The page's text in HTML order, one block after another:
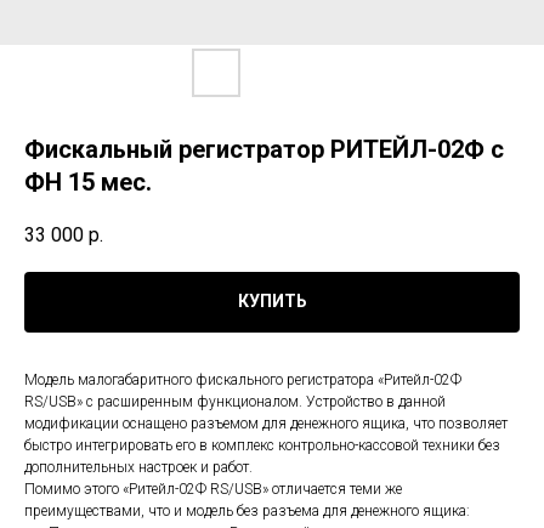
Фискальный регистратор РИТЕЙЛ-02Ф с
ФН 15 мес.
33 000 р.
КУПИТЬ
Модель малогабаритного фискального регистратора «Ритейл-02Ф
RS/USB» с расширенным функционалом. Устройство в данной
модификации оснащено разъемом для денежного ящика, что позволяет
быстро интегрировать его в комплекс контрольно-кассовой техники без
дополнительных настроек и работ.
Помимо этого «Ритейл-02Ф RS/USB» отличается теми же
преимуществами, что и модель без разъема для денежного ящика: